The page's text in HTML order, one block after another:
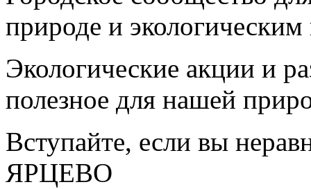
природе и
Экологические акции и
полезное для нашей
Вступайте, если вы
ЯРЦЕВО